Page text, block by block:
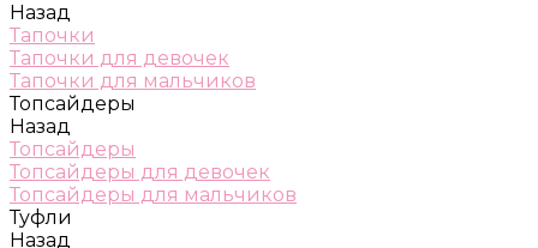
Назад
Тапочки
Тапочки для девочек
Тапочки для мальчиков
Топсайдеры
Назад
Топсайдеры
Топсайдеры для девочек
Топсайдеры для мальчиков
Туфли
Назад